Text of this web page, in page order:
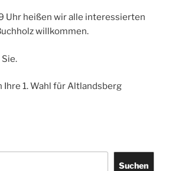
Uhr heißen wir alle interessierten
willkommen.
Ihre 1. Wahl für Altlandsberg
Suchen